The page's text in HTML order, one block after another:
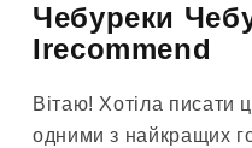
Чебуреки
Irecommend
Вітаю! Хотіла писати
одними з найкращих